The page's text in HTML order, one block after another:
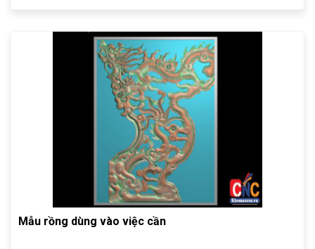
Mẫu rồng dùng vào việc cần